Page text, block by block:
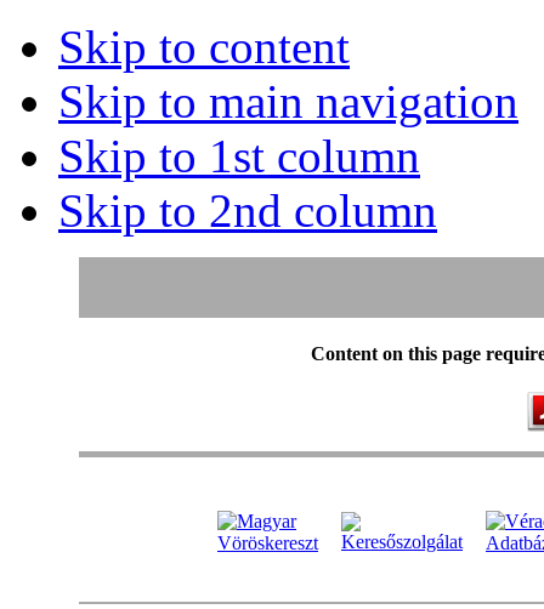
Skip to content
Skip to main navigation
Skip to 1st column
Skip to 2nd column
Content on this page